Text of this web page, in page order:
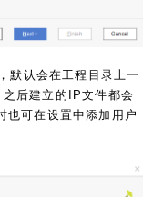
默认会在工程目录上一
后建立的IP文件都会
也可在设置中添加用户